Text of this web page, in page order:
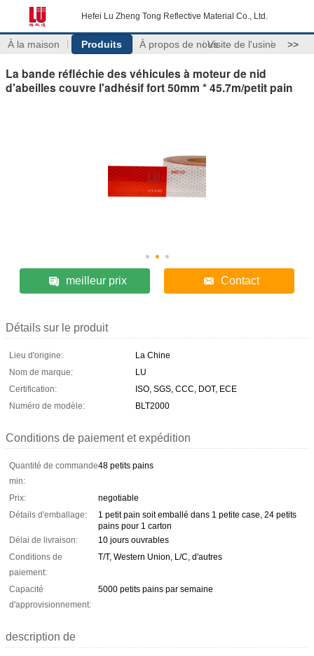
Hefei Lu Zheng Tong Reflective Material Co., Ltd.
À la maison Produits À propos de nousVisite de l'usine >>
La bande réfléchie des véhicules à moteur de nid
d'abeilles couvre l'adhésif fort 50mm * 45.7m/petit pain
meilleur prix Contact
Détails sur le produit
Lieu d'origine:
La Chine
Nom de marque:
LU
Certification:
ISO, SGS, CCC, DOT, ECE
Numéro de modèle:
BLT2000
Conditions de paiement et expédition
Quantité de commande
min:
48 petits pains
Prix:
negotiable
Détails d'emballage:
1 petit pain soit emballé dans 1 petite case, 24 petits
pains pour 1 carton
Délai de livraison:
10 jours ouvrables
Conditions de
paiement:
T/T, Western Union, L/C, d'autres
Capacité
d'approvisionnement:
5000 petits pains par semaine
description de